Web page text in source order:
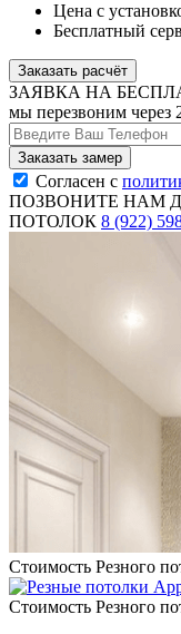
Цена с
Бесплатный
Заказать расчёт
ЗАЯВКА НА
мы перезвоним через
Согласен с
ПОЗВОНИТЕ НАМ
ПОТОЛОК 8 (922)
Стоимость Резного
Стоимость Резного